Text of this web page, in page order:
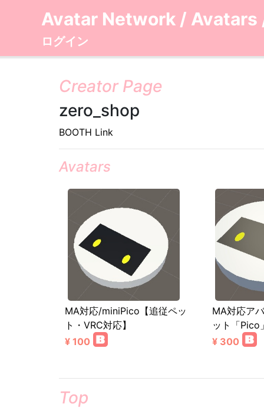
Avatar Network / Avatars
ログイン
Creator Page
zero_shop
BOOTH Link
Avatars
MA対応/miniPico【追従ペッ
ト・VRC対応】
¥ 100
MA対応ア
ット「Pico
¥ 300
Top